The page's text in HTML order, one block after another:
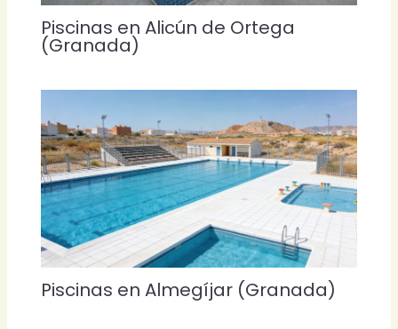
Piscinas en Alicún de Ortega
(Granada)
Piscinas en Almegíjar (Granada)